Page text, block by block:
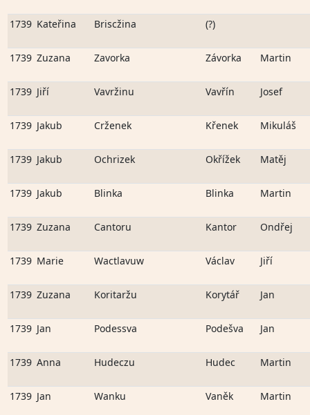
1739 Kateřina Briscžina (?)
1739 Zuzana Zavorka Závorka Martin
1739 Jiří Vavržinu Vavřín Josef
1739 Jakub Crženek Křenek Mikuláš
1739 Jakub Ochrizek Okřížek Matěj
1739 Jakub Blinka Blinka Martin
1739 Zuzana Cantoru Kantor Ondřej
1739 Marie Wactlavuw Václav Jiří
1739 Zuzana Koritaržu Korytář Jan
1739 Jan Podessva Podešva Jan
1739 Anna Hudeczu Hudec Martin
1739 Jan Wanku Vaněk Martin